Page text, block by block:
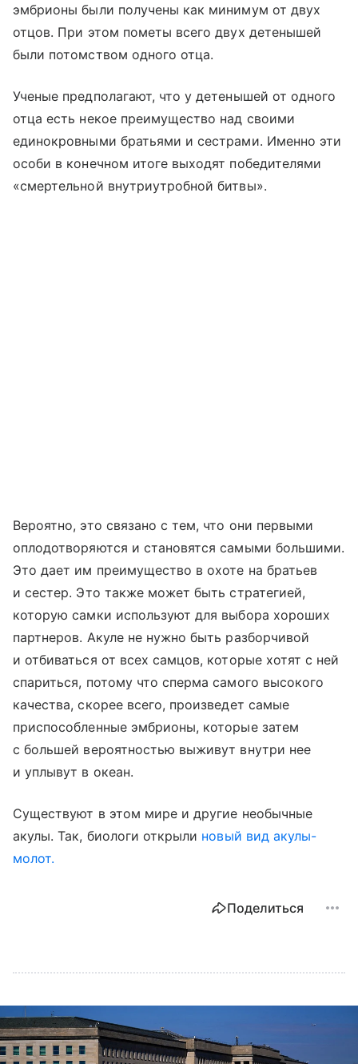
эмбрионы были получены как минимум от двух
отцов. При этом пометы всего двух детенышей
были потомством одного отца.
Ученые предполагают, что у детенышей от одного
отца есть некое преимущество над своими
единокровными братьями и сестрами. Именно эти
особи в конечном итоге выходят победителями
«смертельной внутриутробной битвы».
Вероятно, это связано с тем, что они первыми
оплодотворяются и становятся самыми большими.
Это дает им преимущество в охоте на братьев
и сестер. Это также может быть стратегией,
которую самки используют для выбора хороших
партнеров. Акуле не нужно быть разборчивой
и отбиваться от всех самцов, которые хотят с ней
спариться, потому что сперма самого высокого
качества, скорее всего, произведет самые
приспособленные эмбрионы, которые затем
с большей вероятностью выживут внутри нее
и уплывут в океан.
Существуют в этом мире и другие необычные
акулы. Так, биологи открыли новый вид акулы-
молот.
Поделиться